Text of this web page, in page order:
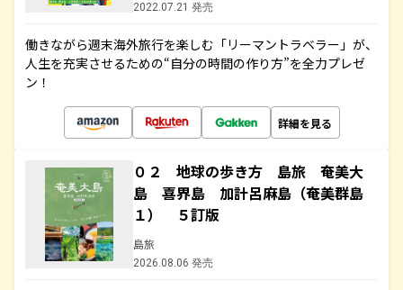
2022.07.21 発売
働きながら週末海外旅行を楽しむ「リーマントラベラー」が、
人生を充実させるための“自分の時間の作り方”を全力プレゼ
ン！
詳細を見る
０２ 地球の歩き方 島旅 奄美大
島 喜界島 加計呂麻島（奄美群島
１） ５訂版
島旅
2026.08.06 発売